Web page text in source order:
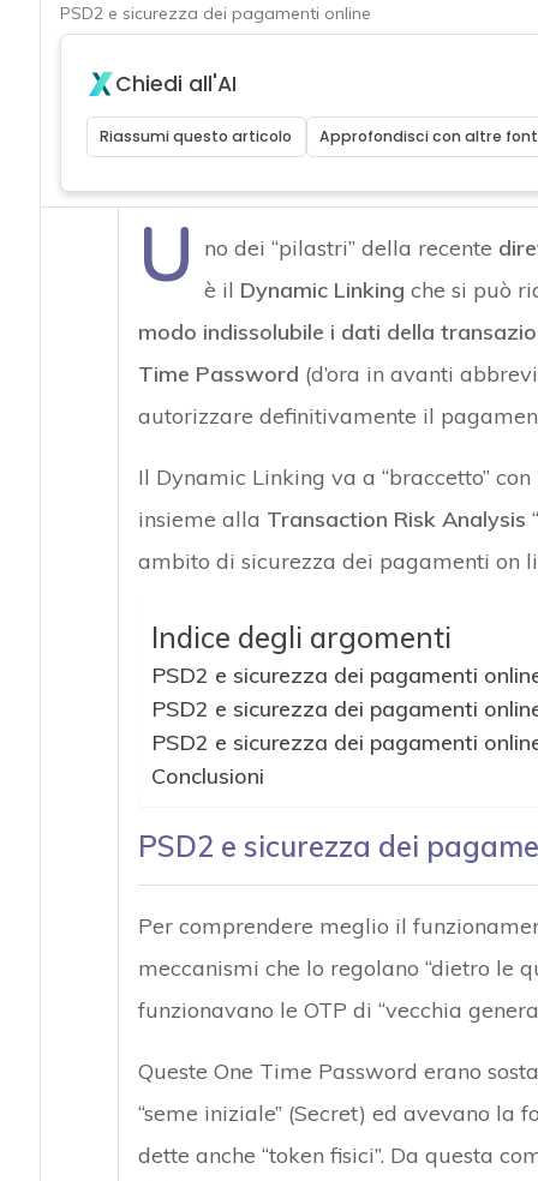
PSD2 e sicurezza dei pagamenti online
Chiedi all'AI
Riassumi questo articolo Approfondisci con altre
U no dei “pilastri” della recente
è il Dynamic Linking che si può
modo indissolubile i dati della
Time Password (d’ora in avanti
autorizzare definitivamente il
Il Dynamic Linking va a “braccetto”
insieme alla Transaction Risk Analysis
ambito di sicurezza dei pagamenti on
Indice degli argomenti
PSD2 e sicurezza dei pagamenti
PSD2 e sicurezza dei pagamenti
PSD2 e sicurezza dei pagamenti
Conclusioni
PSD2 e sicurezza dei
Per comprendere meglio il
meccanismi che lo regolano “dietro le
funzionavano le OTP di “vecchia
Queste One Time Password erano
“seme iniziale” (Secret) ed avevano la
dette anche “token fisici”. Da questa